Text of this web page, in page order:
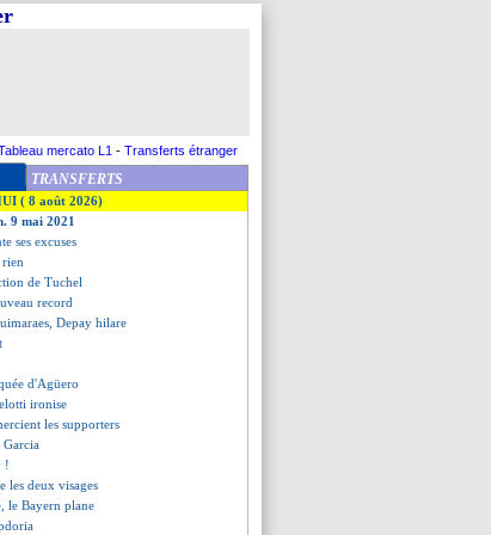
mercato L1 - Transferts étranger
TRANSFERTS
( 8 août 2026)
9 mai 2021
ses excuses
de Tuchel
record
Depay hilare
d'Agüero
ironise
les supporters
Garcia
!
les deux visages
le Bayern plane